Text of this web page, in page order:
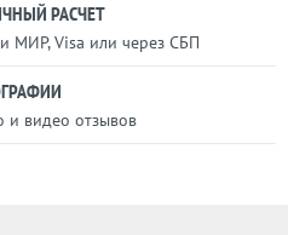
РАСЧЕТ
МИР, Visa или через СБП
и видео отзывов